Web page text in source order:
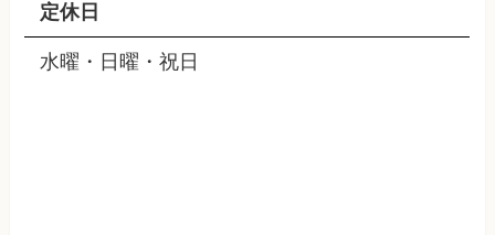
定休日
水曜・日曜・祝日